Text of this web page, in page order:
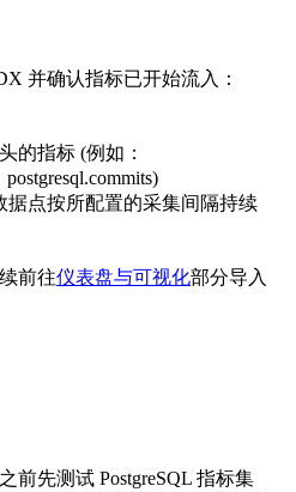
并确认指标已开始流入：
的指标 (例如：
postgresql.commits)
据点按所配置的采集间隔持续
前往仪表盘与可视化部分导入
前先测试 PostgreSQL 指标集